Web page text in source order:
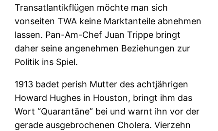
Transatlantikflügen möchte man sich
vonseiten TWA keine Marktanteile abnehmen
lassen. Pan-Am-Chef Juan Trippe bringt
daher seine angenehmen Beziehungen zur
Politik ins Spiel.
1913 badet perish Mutter des achtjährigen
Howard Hughes in Houston, bringt ihm das
Wort “Quarantäne” bei und warnt ihn vor der
gerade ausgebrochenen Cholera. Vierzehn